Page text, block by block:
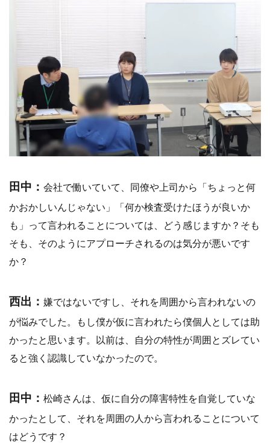
田中： 会社で働いていて、同僚や上司から「ちょっと何
かおかしいんじゃない」「何か検査受けたほうが良いか
も」って言われることについては、どう感じますか？そも
そも、そのようにアプローチされるのは気分が悪いです
か？
西出： 嫌ではないですし、それを周囲から言われないの
が悩みでした。もし僕が仮に言われたら僕個人としては助
かったと思います。以前は、自分の特性が周囲とズレてい
ると強く認識していなかったので。
田中： 松崎さんは、仮に自分の障害特性を自覚していな
かったとして、それを周囲の人から言われることについて
はどうです？